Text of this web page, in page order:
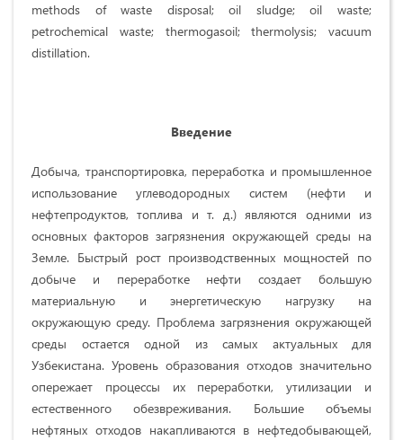
methods of waste disposal; oil sludge; oil waste;
petrochemical waste; thermogasoil; thermolysis; vacuum
distillation.
Введение
Добыча, транспортировка, переработка и промышленное
использование углеводородных систем (нефти и
нефтепродуктов, топлива и т. д.) являются одними из
основных факторов загрязнения окружающей среды на
Земле. Быстрый рост производственных мощностей по
добыче и переработке нефти создает большую
материальную и энергетическую нагрузку на
окружающую среду. Проблема загрязнения окружающей
среды остается одной из самых актуальных для
Узбекистана. Уровень образования отходов значительно
опережает процессы их переработки, утилизации и
естественного обезвреживания. Большие объемы
нефтяных отходов накапливаются в нефтедобывающей,